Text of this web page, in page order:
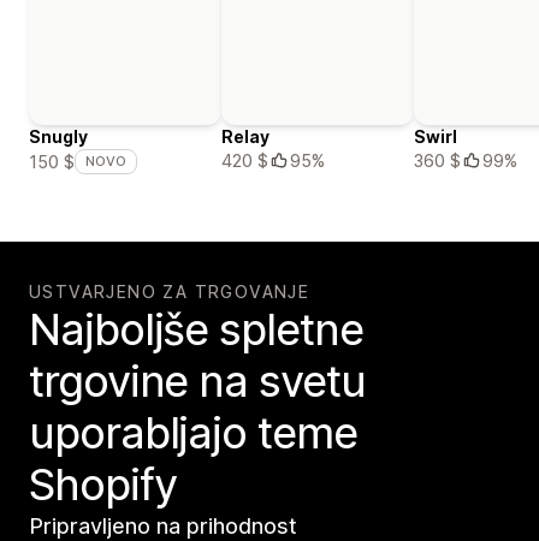
Snugly
150 $
NOVO
Relay
420 $
95%
Swirl
360 $
99%
USTVARJENO ZA TRGOVANJE
Najboljše spletne
trgovine na svetu
uporabljajo teme
Shopify
Pripravljeno na prihodnost